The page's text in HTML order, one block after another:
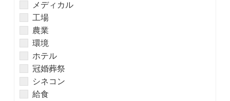
メディカル
工場
農業
環境
ホテル
冠婚葬祭
シネコン
給食